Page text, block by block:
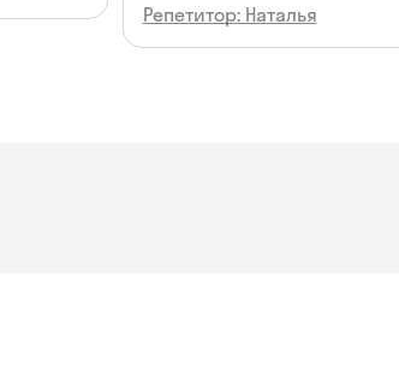
Репетитор: Наталья